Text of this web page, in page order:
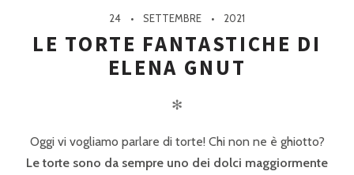
24 SETTEMBRE 2021
LE TORTE FANTASTICHE DI
ELENA GNUT
✻
Oggi vi vogliamo parlare di torte! Chi non ne è ghiotto?
Le torte sono da sempre uno dei dolci maggiormente